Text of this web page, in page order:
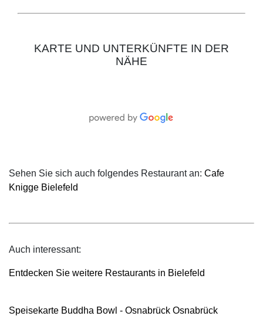
KARTE UND UNTERKÜNFTE IN DER
NÄHE
Sehen Sie sich auch folgendes Restaurant an: Cafe
Knigge Bielefeld
Auch interessant:
Entdecken Sie weitere Restaurants in Bielefeld
Speisekarte Buddha Bowl - Osnabrück Osnabrück